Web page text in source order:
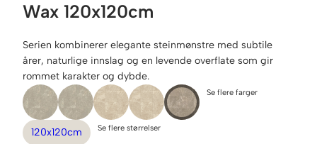
Wax 120x120cm
Serien kombinerer elegante steinmønstre med subtile
årer, naturlige innslag og en levende overflate som gir
rommet karakter og dybde.
Se flere farger
120x120cm Se flere størrelser